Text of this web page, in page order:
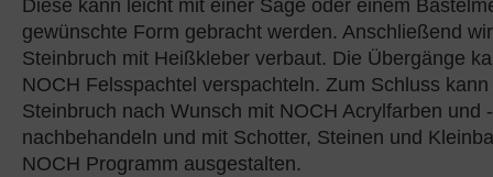
Diese kann leicht mit einer Säge oder einem
gewünschte Form gebracht werden. Anschließend
Steinbruch mit Heißkleber verbaut. Die Übergänge
NOCH Felsspachtel verspachteln. Zum Schluss
Steinbruch nach Wunsch mit NOCH Acrylfarben und
nachbehandeln und mit Schotter, Steinen und
NOCH Programm ausgestalten.